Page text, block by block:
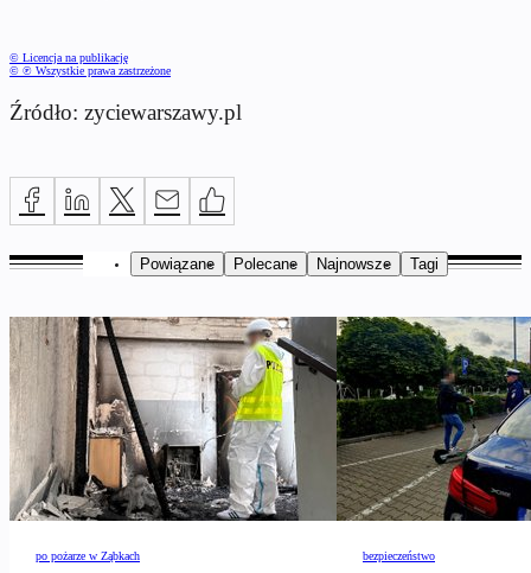
© Licencja na publikację
© ℗ Wszystkie prawa zastrzeżone
Źródło: zyciewarszawy.pl
Powiązane Polecane Najnowsze Tagi
po pożarze w Ząbkach bezpieczeństwo